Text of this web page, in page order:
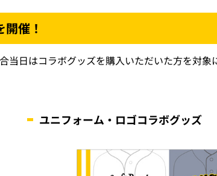
催！
日はコラボグッズを購入いただいた方を対象
ユニフォーム・ロゴコラボグッズ